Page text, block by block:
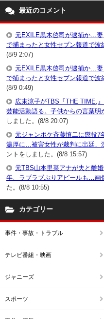
最近のコメント
元EXILE黒木啓司が逮捕か…
で捕まったと女性セブン報道で波
(8/9 2:07)
元EXILE黒木啓司が逮捕か…
で捕まったと女性セブン報道で波
(8/9 0:49)
広末涼子がTBS『THE TIME,
芸能活動語る。子供からの言葉明
しました。(8/8 20:07)
元ジャンポケ斉藤慎二に懲役
濃厚に…被害女性が裁判に出廷、
ントをしました。(8/8 15:57)
元TBS山本里菜アナが夫と離
年、ラブラブぶりアピールも…画
た。(8/8 10:55)
カテゴリー
事件・事故・トラブル
テレビ番組・映画
ジャニーズ
スポーツ